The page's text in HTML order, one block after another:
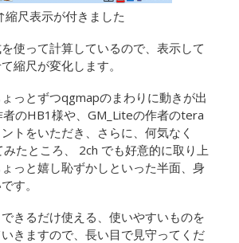
縮尺表示が付きました
使って計算しているので、表示して
縮尺が変化します。
っとずつqgmapのまわりに動きが出
のHB1様や、GM_Liteの作者のtera
トをいただき、さらに、何気なく
たところ、 2ch でも好意的に取り上
っと嬉し恥ずかしといった半面、身
す。
きるだけ使える、使いやすいものを
きますので、長い目で見守ってくだ